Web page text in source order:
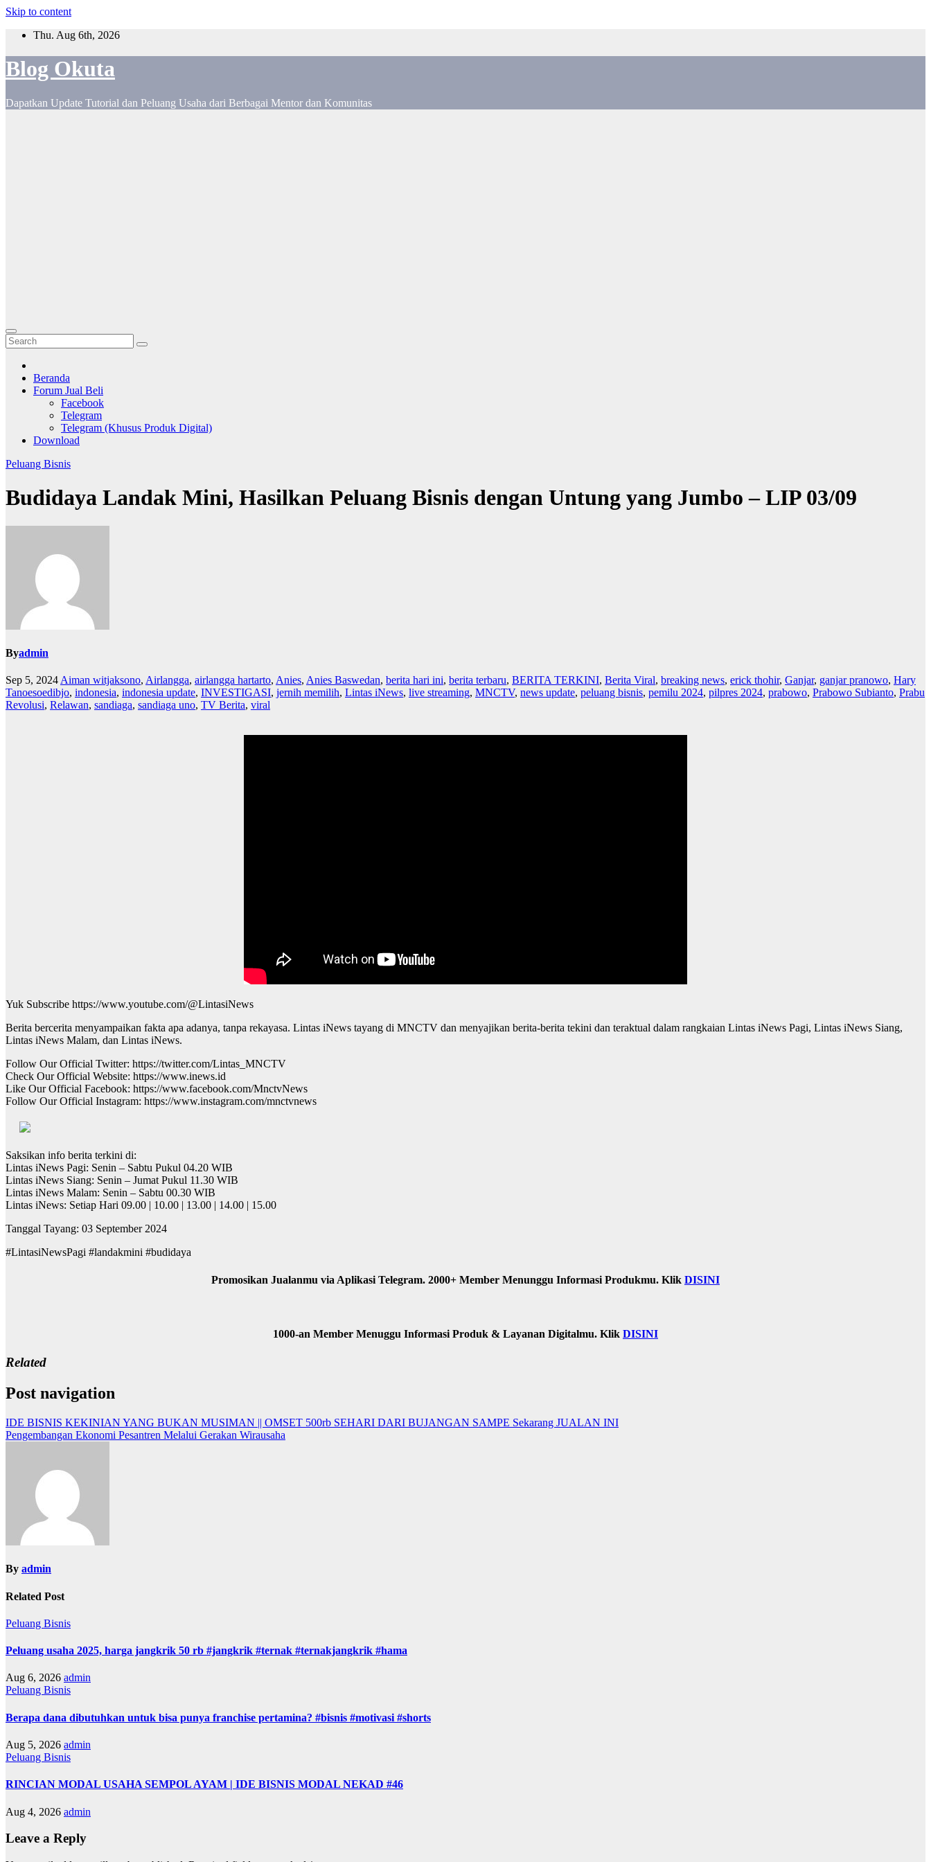
Skip to content
Thu. Aug 6th, 2026
Blog Okuta
Dapatkan Update Tutorial dan Peluang Usaha dari Berbagai Mentor dan Komunitas
Beranda
Forum Jual Beli
Facebook
Telegram
Telegram (Khusus Produk Digital)
Download
Peluang Bisnis
Budidaya Landak Mini, Hasilkan Peluang Bisnis dengan Untung yang Jumbo – LIP 03/09
Byadmin
Sep 5, 2024 Aiman witjaksono, Airlangga, airlangga hartarto, Anies, Anies Baswedan, berita hari ini, berita terbaru, BERITA TERKINI, Berita Viral, breaking news, erick thohir, Ganjar, ganjar pranowo, Hary
Tanoesoedibjo, indonesia, indonesia update, INVESTIGASI, jernih memilih, Lintas iNews, live streaming, MNCTV, news update, peluang bisnis, pemilu 2024, pilpres 2024, prabowo, Prabowo Subianto, Prabu
Revolusi, Relawan, sandiaga, sandiaga uno, TV Berita, viral
Yuk Subscribe https://www.youtube.com/@LintasiNews
Berita bercerita menyampaikan fakta apa adanya, tanpa rekayasa. Lintas iNews tayang di MNCTV dan menyajikan berita-berita tekini dan teraktual dalam rangkaian Lintas iNews Pagi, Lintas iNews Siang,
Lintas iNews Malam, dan Lintas iNews.
Follow Our Official Twitter: https://twitter.com/Lintas_MNCTV
Check Our Official Website: https://www.inews.id
Like Our Official Facebook: https://www.facebook.com/MnctvNews
Follow Our Official Instagram: https://www.instagram.com/mnctvnews
Saksikan info berita terkini di:
Lintas iNews Pagi: Senin – Sabtu Pukul 04.20 WIB
Lintas iNews Siang: Senin – Jumat Pukul 11.30 WIB
Lintas iNews Malam: Senin – Sabtu 00.30 WIB
Lintas iNews: Setiap Hari 09.00 | 10.00 | 13.00 | 14.00 | 15.00
Tanggal Tayang: 03 September 2024
#LintasiNewsPagi #landakmini #budidaya
Promosikan Jualanmu via Aplikasi Telegram. 2000+ Member Menunggu Informasi Produkmu. Klik DISINI
1000-an Member Menuggu Informasi Produk & Layanan Digitalmu. Klik DISINI
Related
Post navigation
IDE BISNIS KEKINIAN YANG BUKAN MUSIMAN || OMSET 500rb SEHARI DARI BUJANGAN SAMPE Sekarang JUALAN INI
Pengembangan Ekonomi Pesantren Melalui Gerakan Wirausaha
By admin
Related Post
Peluang Bisnis
Peluang usaha 2025, harga jangkrik 50 rb #jangkrik #ternak #ternakjangkrik #hama
Aug 6, 2026 admin
Peluang Bisnis
Berapa dana dibutuhkan untuk bisa punya franchise pertamina? #bisnis #motivasi #shorts
Aug 5, 2026 admin
Peluang Bisnis
RINCIAN MODAL USAHA SEMPOL AYAM | IDE BISNIS MODAL NEKAD #46
Aug 4, 2026 admin
Leave a Reply